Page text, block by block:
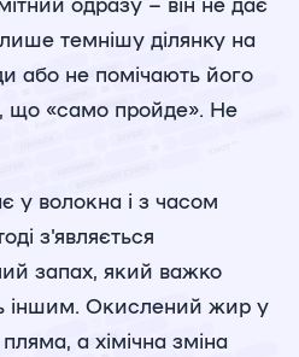
темнішу ділянку на
або не помічають його
що «само пройде». Не
у волокна і з часом
з'являється
запах, який важко
іншим. Окислений жир у
а хімічна зміна